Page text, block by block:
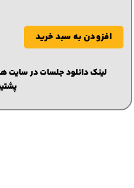
افزودن به سبد خرید
لینک دانلود جلسات در سایت